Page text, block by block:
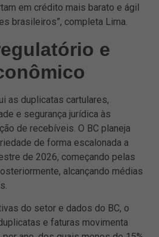
em crédito mais barato e ágil
brasileiros”, completa Lima.
e
as duplicatas cartulares,
e segurança jurídica às
de recebíveis. O BC planeja
de forma escalonada a
de 2026, começando pelas
alcançando médias
do setor e dados do BC, o
e faturas movimenta